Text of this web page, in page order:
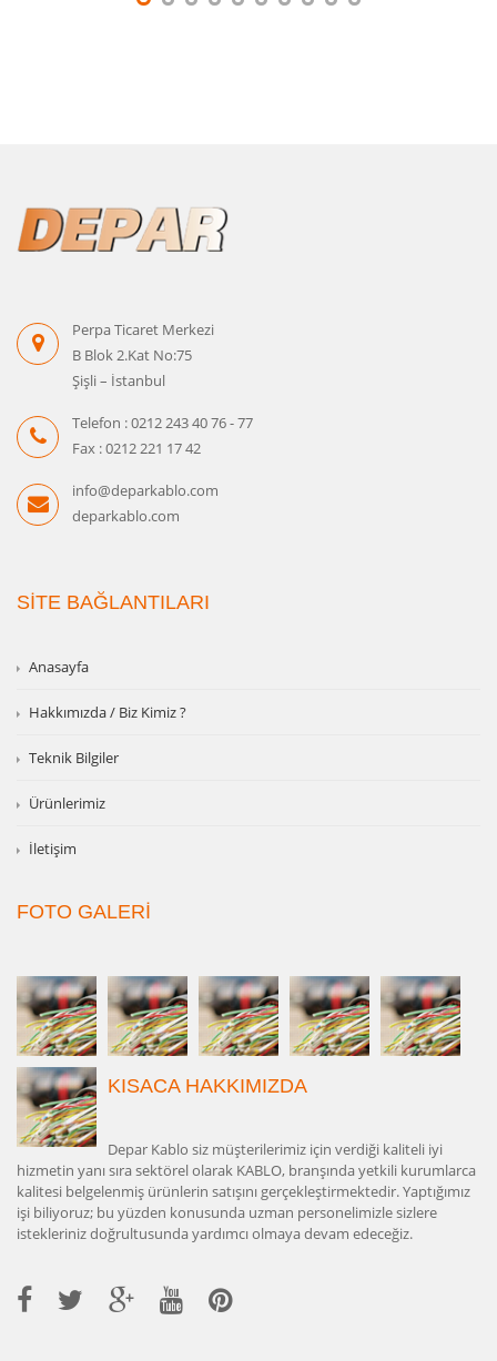
Perpa Ticaret Merkezi
B Blok 2.Kat No:75
Şişli – İstanbul
Telefon : 0212 243 40 76 - 77
Fax : 0212 221 17 42
info@deparkablo.com
deparkablo.com
SİTE BAĞLANTILARI
Anasayfa
Hakkımızda / Biz Kimiz ?
Teknik Bilgiler
Ürünlerimiz
İletişim
FOTO GALERİ
KISACA HAKKIMIZDA
Depar Kablo siz müşterilerimiz için verdiği kaliteli iyi
hizmetin yanı sıra sektörel olarak KABLO, branşında yetkili kurumlarca
kalitesi belgelenmiş ürünlerin satışını gerçekleştirmektedir. Yaptığımız
işi biliyoruz; bu yüzden konusunda uzman personelimizle sizlere
istekleriniz doğrultusunda yardımcı olmaya devam edeceğiz.